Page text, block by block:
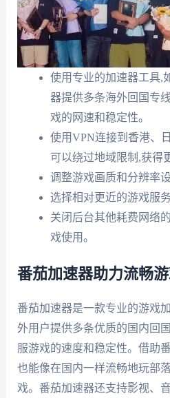
使用专业的加速器工具,
器提供多条海外回国专
戏的网速和稳定性。
使用VPN连接到香港、
可以绕过地域限制,获得
调整游戏画质和分辨率
选择相对更近的游戏服
关闭后台其他耗费网络
戏使用。
番茄加速器助力流畅
番茄加速器是一款专业的游戏
外用户提供多条优质的国内回
服游戏的速度和稳定性。借助
也能像在国内一样流畅地玩部
戏。番茄加速器还支持影视、